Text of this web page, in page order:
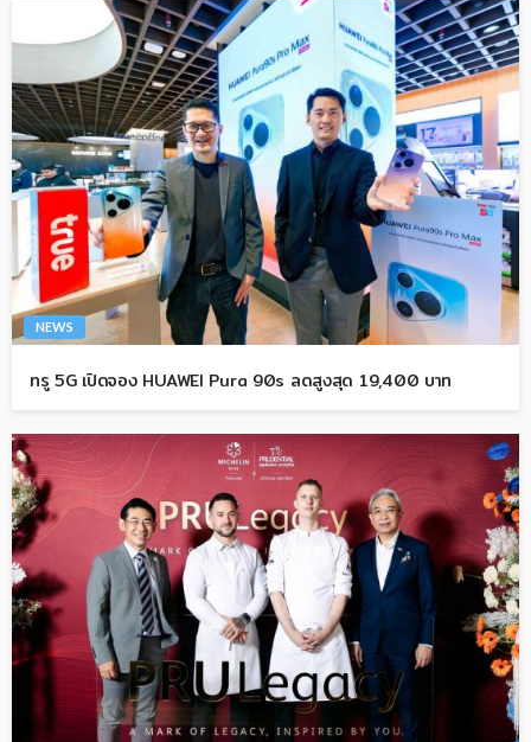
NEWS
ทรู 5G เปิดจอง HUAWEI Pura 90s ลดสูงสุด 19,400 บาท